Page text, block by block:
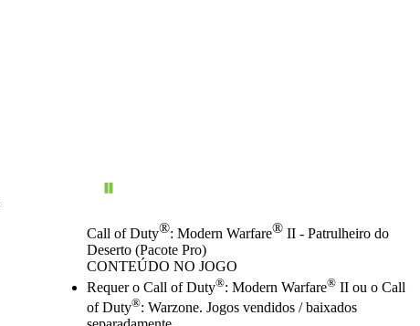
Call of Duty®: Modern Warfare® II - Patrulheiro do
Deserto (Pacote Pro)
CONTEÚDO NO JOGO
Preço
Available actions
Requer o Call of Duty®: Modern Warfare® II ou o Call
of Duty®: Warzone. Jogos vendidos / baixados